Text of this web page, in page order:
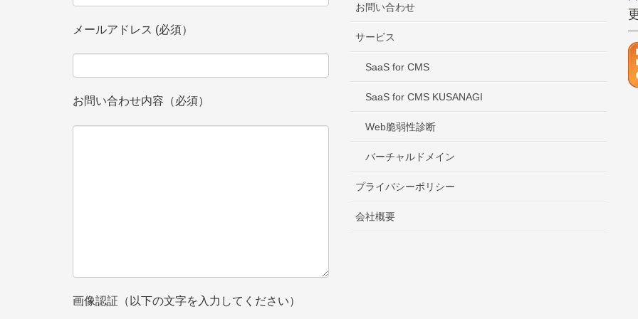
メールアドレス (必須）
お問い合わせ内容（必須）
画像認証（以下の文字を入力してください）
お問い合わせ
サービス
SaaS for CMS
SaaS for CMS KUSANAGI
Web脆弱性診断
バーチャルドメイン
プライバシーポリシー
会社概要